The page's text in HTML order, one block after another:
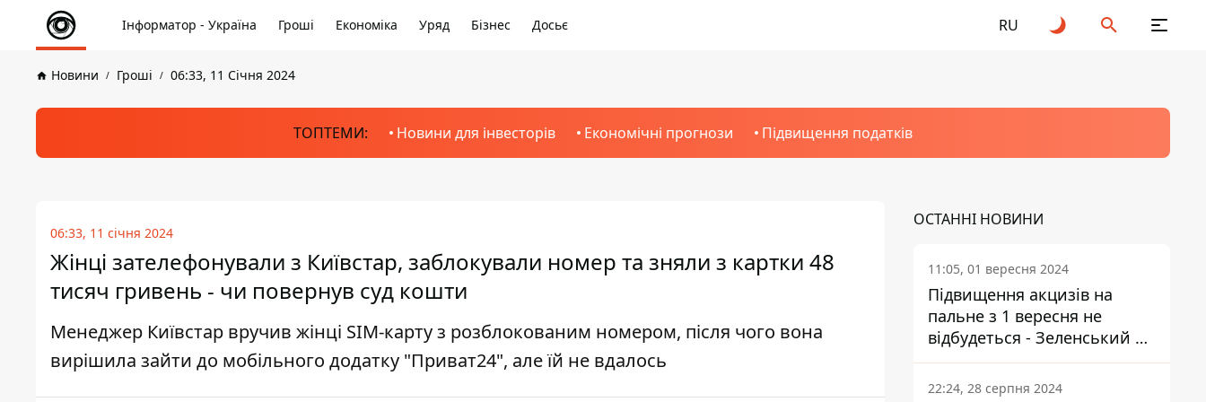
Інформатор - Україна Гроші Економіка Уряд Бізнес Досьє RU
Новини Гроші 06:33, 11 Січня 2024
ТОПТЕМИ: Новини для інвесторів Економічні прогнози Підвищення податків
06:33, 11 січня 2024
Жінці зателефонували з Київстар, заблокували номер та зняли з картки 48
тисяч гривень - чи повернув суд кошти
Менеджер Київстар вручив жінці SIM-карту з розблокованим номером, після чого вона
вирішила зайти до мобільного додатку "Приват24", але їй не вдалось
ОСТАННІ НОВИНИ
11:05, 01 вересня 2024
Підвищення акцизів на
пальне з 1 вересня не
відбудеться - Зеленський не
підписав закон
22:24, 28 серпня 2024